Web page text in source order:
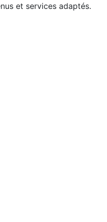
et services adaptés.